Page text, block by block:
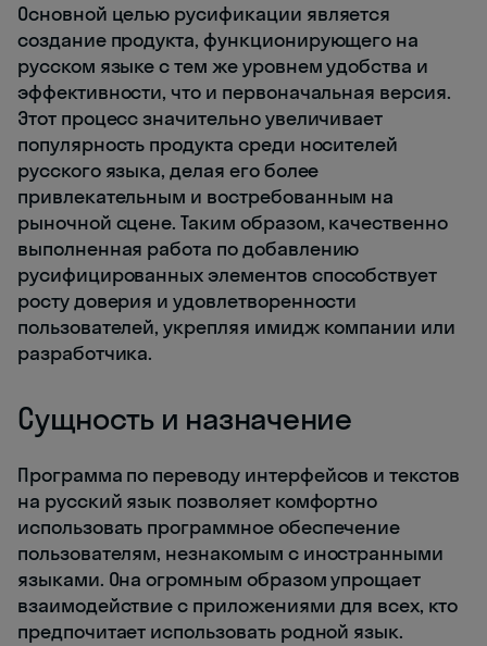
Основной целью русификации является
создание продукта, функционирующего на
русском языке с тем же уровнем удобства и
эффективности, что и первоначальная версия.
Этот процесс значительно увеличивает
популярность продукта среди носителей
русского языка, делая его более
привлекательным и востребованным на
рыночной сцене. Таким образом, качественно
выполненная работа по добавлению
русифицированных элементов способствует
росту доверия и удовлетворенности
пользователей, укрепляя имидж компании или
разработчика.
Сущность и назначение
Программа по переводу интерфейсов и текстов
на русский язык позволяет комфортно
использовать программное обеспечение
пользователям, незнакомым с иностранными
языками. Она огромным образом упрощает
взаимодействие с приложениями для всех, кто
предпочитает использовать родной язык.